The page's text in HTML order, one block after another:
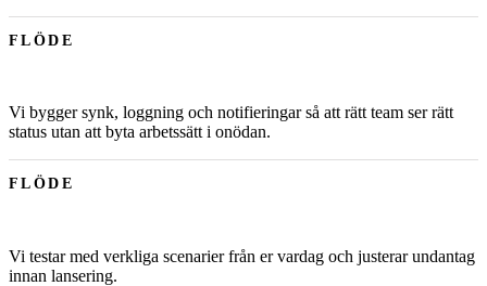
FLÖDE
Vi bygger synk, loggning och notifieringar så att rätt team ser rätt
status utan att byta arbetssätt i onödan.
FLÖDE
Vi testar med verkliga scenarier från er vardag och justerar undantag
innan lansering.